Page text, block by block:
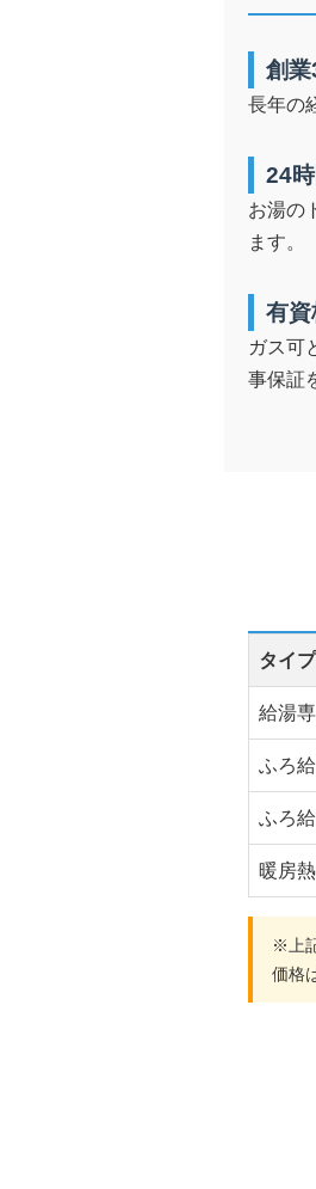
創
長年の
24
お湯の
ます。
有
ガス可
事保証
タイプ
給湯
ふろ
ふろ
暖房
※上
価格